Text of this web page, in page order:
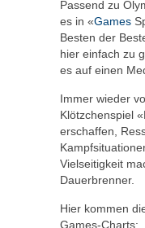
Passend zu
es in «Games
Besten der
hier einfach zu
es auf einen
Immer wieder
Klötzchenspiel
erschaffen,
Vielseitigkeit
Dauerbrenner.
Hier kommen
Games-Charts: